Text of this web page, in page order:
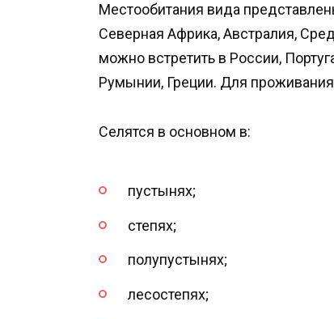
Местообитания вида
Северная Африка, Австралия,
можно встретить в России,
Румынии, Греции. Для
Селятся в основном в:
пустынях;
степях;
полупустынях;
лесостепях;